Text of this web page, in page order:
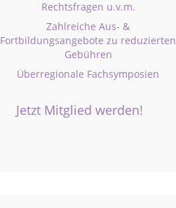
Rechtsfragen u.v.m.
Zahlreiche Aus- &
Fortbildungsangebote zu reduzierten
Gebühren
Überregionale Fachsymposien
Jetzt Mitglied werden!